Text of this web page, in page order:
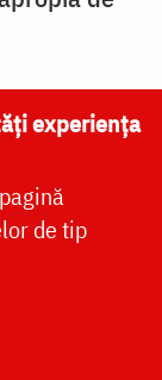
putem
Sfintei
experiența
de tip